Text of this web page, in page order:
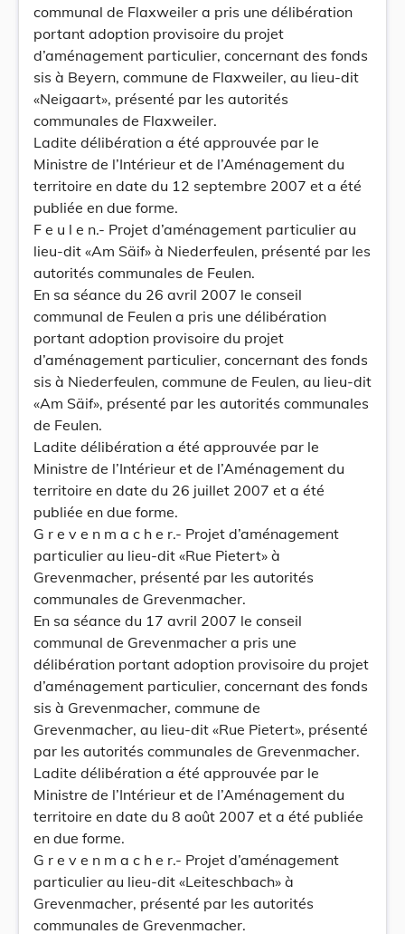
communal de Flaxweiler a pris une délibération
portant adoption provisoire du projet
d’aménagement particulier, concernant des fonds
sis à Beyern, commune de Flaxweiler, au lieu-dit
«Neigaart», présenté par les autorités
communales de Flaxweiler.
Ladite délibération a été approuvée par le
Ministre de l’Intérieur et de l’Aménagement du
territoire en date du 12 septembre 2007 et a été
publiée en due forme.
F e u l e n.- Projet d’aménagement particulier au
lieu-dit «Am Säif» à Niederfeulen, présenté par les
autorités communales de Feulen.
En sa séance du 26 avril 2007 le conseil
communal de Feulen a pris une délibération
portant adoption provisoire du projet
d’aménagement particulier, concernant des fonds
sis à Niederfeulen, commune de Feulen, au lieu-dit
«Am Säif», présenté par les autorités communales
de Feulen.
Ladite délibération a été approuvée par le
Ministre de l’Intérieur et de l’Aménagement du
territoire en date du 26 juillet 2007 et a été
publiée en due forme.
G r e v e n m a c h e r.- Projet d’aménagement
particulier au lieu-dit «Rue Pietert» à
Grevenmacher, présenté par les autorités
communales de Grevenmacher.
En sa séance du 17 avril 2007 le conseil
communal de Grevenmacher a pris une
délibération portant adoption provisoire du projet
d’aménagement particulier, concernant des fonds
sis à Grevenmacher, commune de
Grevenmacher, au lieu-dit «Rue Pietert», présenté
par les autorités communales de Grevenmacher.
Ladite délibération a été approuvée par le
Ministre de l’Intérieur et de l’Aménagement du
territoire en date du 8 août 2007 et a été publiée
en due forme.
G r e v e n m a c h e r.- Projet d’aménagement
particulier au lieu-dit «Leiteschbach» à
Grevenmacher, présenté par les autorités
communales de Grevenmacher.